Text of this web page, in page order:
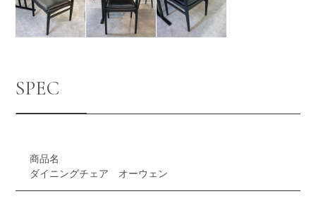
SPEC
商品名
ダイニングチェア オーウェン